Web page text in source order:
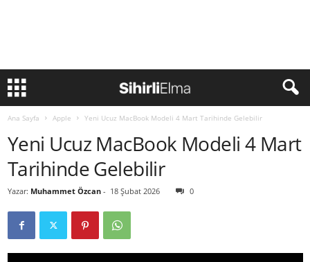
Ana Sayfa Apple Yeni Ucuz MacBook Modeli 4 Mart Tarihinde Gelebilir
Yeni Ucuz MacBook Modeli 4 Mart
Tarihinde Gelebilir
Yazar: Muhammet Özcan - 18 Şubat 2026 0